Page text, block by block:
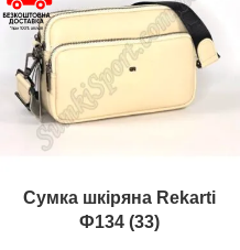
Сумка шкіряна Rekarti
Ф134 (33)